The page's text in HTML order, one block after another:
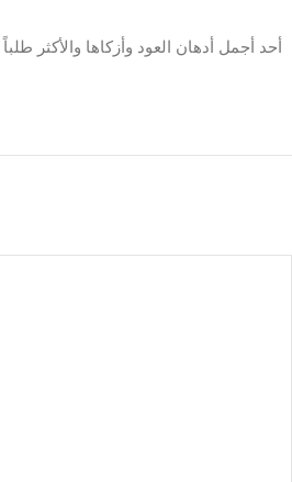
أحد أجمل أدهان العود وأزكاها والأكثر طلباً